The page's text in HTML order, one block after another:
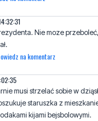
na komentarz
musi strzelać sobie w
kijami bejsbolowymi.
na komentarz
- 16:59:57